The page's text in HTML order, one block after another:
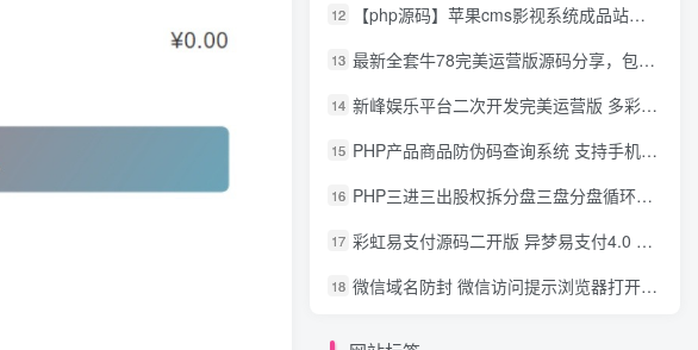
12 【php源码】苹果cms影视系统成品站打包+电影先生6.1.1模板优化版+15W+数据
13 最新全套牛78完美运营版源码分享，包含了资源组件+脚本程序
14 新峰娱乐平台二次开发完美运营版 多彩种多玩法 代理分红+积分兑换
15 PHP产品商品防伪码查询系统 支持手机防假验证网站建设 防伪码自动生成 批量导入
16 PHP三进三出股权拆分盘三盘分盘循环拆分系统源码
17 彩虹易支付源码二开版 异梦易支付4.0 可对接官方/易支付/码支付 去除后门 美化用户中心
18 微信域名防封 微信访问提示浏览器打开 非微信访问直接打开预防域名被封域名被封包换服务